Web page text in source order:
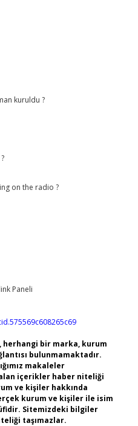
kuruldu ?
on the radio ?
bir marka, kurum
bulunmamaktadır.
makaleler
içerikler haber niteliği
ve kişiler hakkında
kurum ve kişiler ile isim
Sitemizdeki bilgiler
taşımazlar.